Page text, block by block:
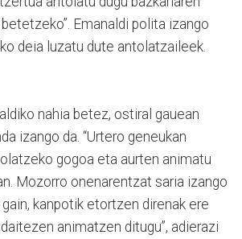
Emanaldi polita izango
deia luzatu dute antolatzaileek.
nahia betez, ostiral gauean
izango da. “Urtero geneukan
gogoa eta aurten animatu
Mozorro onenarentzat saria izango
kanpotik etortzen direnak ere
animatzen ditugu”, adierazi